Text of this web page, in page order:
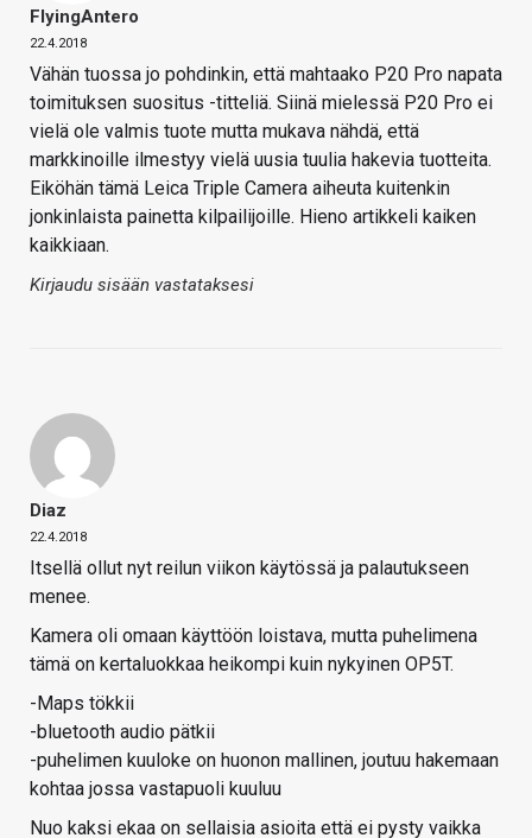
FlyingAntero
22.4.2018
Vähän tuossa jo pohdinkin, että mahtaako P20 Pro napata
toimituksen suositus -titteliä. Siinä mielessä P20 Pro ei
vielä ole valmis tuote mutta mukava nähdä, että
markkinoille ilmestyy vielä uusia tuulia hakevia tuotteita.
Eiköhän tämä Leica Triple Camera aiheuta kuitenkin
jonkinlaista painetta kilpailijoille. Hieno artikkeli kaiken
kaikkiaan.
Kirjaudu sisään vastataksesi
Diaz
22.4.2018
Itsellä ollut nyt reilun viikon käytössä ja palautukseen
menee.
Kamera oli omaan käyttöön loistava, mutta puhelimena
tämä on kertaluokkaa heikompi kuin nykyinen OP5T.
-Maps tökkii
-bluetooth audio pätkii
-puhelimen kuuloke on huonon mallinen, joutuu hakemaan
kohtaa jossa vastapuoli kuuluu
Nuo kaksi ekaa on sellaisia asioita että ei pysty vaikka